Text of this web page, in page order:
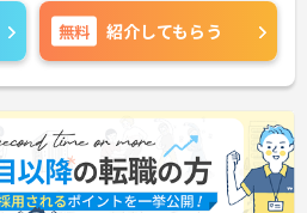
無料 紹介してもらう